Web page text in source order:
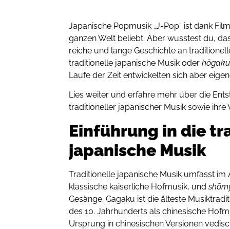
Japanische Popmusik „J-Pop“ ist dank
ganzen Welt beliebt. Aber wusstest du,
reiche und lange Geschichte an
traditionelle japanische Musik oderhōgaku
Laufe der Zeit entwickelten sich aber
Lies weiter und erfahre mehr über die
traditioneller japanischer Musik sowie ihre
Einführung in die
japanische Musik
Traditionelle japanische Musik umfasst
klassische kaiserliche Hofmusik, und
Gesänge. Gagaku ist die älteste
des 10. Jahrhunderts als chinesische
Ursprung in chinesischen Versionen